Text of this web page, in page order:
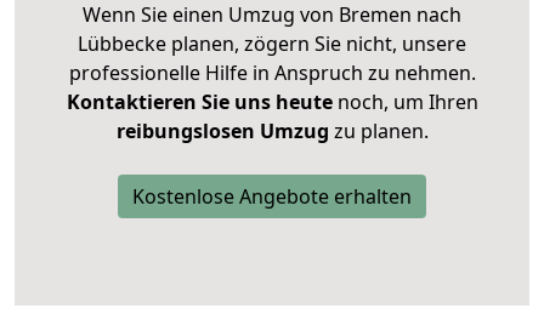
Wenn Sie einen Umzug von Bremen nach
Lübbecke planen, zögern Sie nicht, unsere
professionelle Hilfe in Anspruch zu nehmen.
Kontaktieren Sie uns heutenoch, um Ihren
reibungslosen Umzug zu planen.
Kostenlose Angebote erhalten